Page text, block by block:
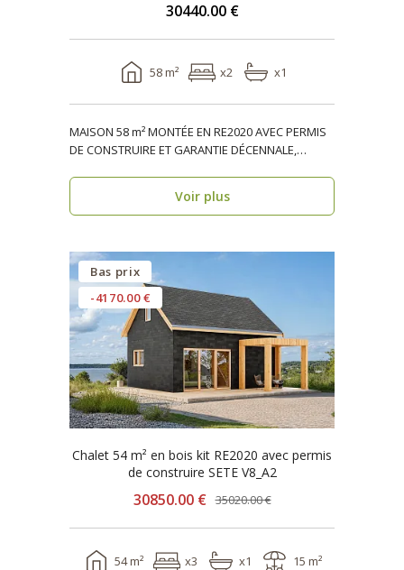
30440.00 €
58 m² x2 x1
MAISON 58 m² MONTÉE EN RE2020 AVEC PERMIS
DE CONSTRUIRE ET GARANTIE DÉCENNALE,
Voir plus
Bas prix
-4170.00 €
Chalet 54 m² en bois kit RE2020 avec permis
de construire SETE V8_A2
30850.00 € 35020.00 €
54 m² x3 x1 15 m²